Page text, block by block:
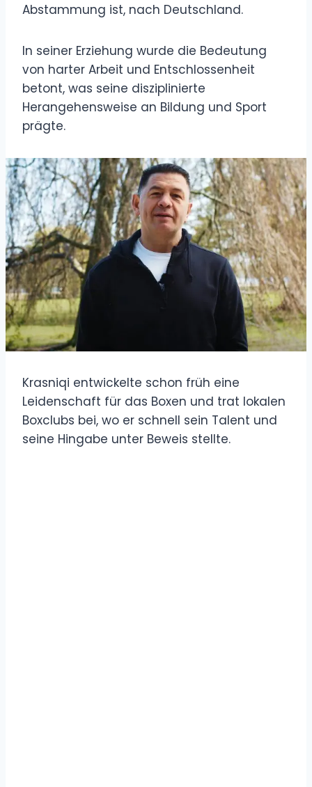
Abstammung ist, nach Deutschland.
In seiner Erziehung wurde die Bedeutung
von harter Arbeit und Entschlossenheit
betont, was seine disziplinierte
Herangehensweise an Bildung und Sport
prägte.
Krasniqi entwickelte schon früh eine
Leidenschaft für das Boxen und trat lokalen
Boxclubs bei, wo er schnell sein Talent und
seine Hingabe unter Beweis stellte.